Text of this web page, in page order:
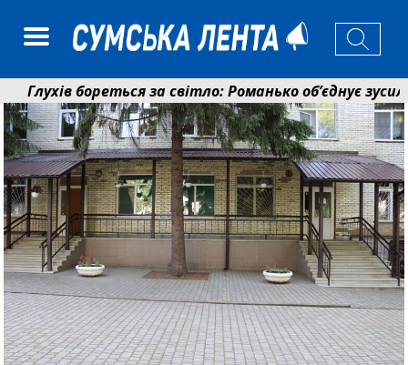
бореться за світло: Романько об’єднує
фонд Сумщини спрямував 0,2 млрд грн на